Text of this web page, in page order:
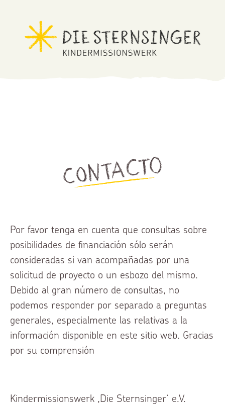
Contacto
Por favor tenga en cuenta que consultas sobre
posibilidades de financiación sólo serán
consideradas si van acompañadas por una
solicitud de proyecto o un esbozo del mismo.
Debido al gran número de consultas, no
podemos responder por separado a preguntas
generales, especialmente las relativas a la
información disponible en este sitio web. Gracias
por su comprensión
Kindermissionswerk ,Die Sternsinger‘ e.V.